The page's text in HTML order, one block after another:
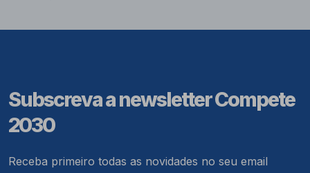
Subscreva a newsletter Compete
2030
Receba primeiro todas as novidades no seu email